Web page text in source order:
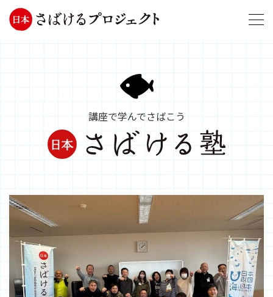
講座で学んでさばこう